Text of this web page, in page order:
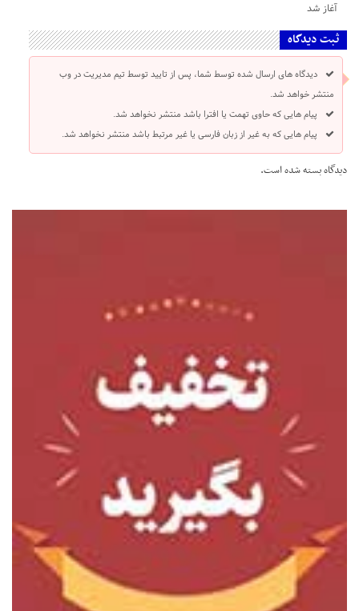
آغاز شد
ثبت دیدگاه
دیدگاه های ارسال شده توسط شما، پس از تایید توسط تیم مدیریت در وب
منتشر خواهد شد.
پیام هایی که حاوی تهمت یا افترا باشد منتشر نخواهد شد.
پیام هایی که به غیر از زبان فارسی یا غیر مرتبط باشد منتشر نخواهد شد.
دیدگاه بسته شده است.